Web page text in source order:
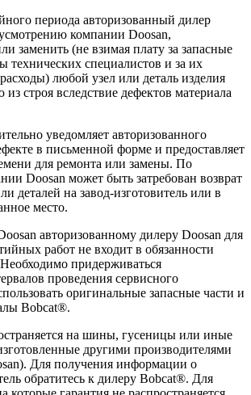
периода авторизованный дилер
компании Doosan,
заменить (не взимая плату за запасные
технических специалистов и за их
любой узел или деталь изделия
строя вследствие дефектов материала
уведомляет авторизованного
в письменной форме и предоставляет
для ремонта или замены. По
Doosan может быть затребован возврат
деталей на завод-изготовитель или в
место.
авторизованному дилеру Doosan для
работ не входит в обязанности
придерживаться
проведения сервисного
оригинальные запасные части и
Bobcat®.
на шины, гусеницы или иные
другими производителями
Для получения информации о
обратитесь к дилеру Bobcat®. Для